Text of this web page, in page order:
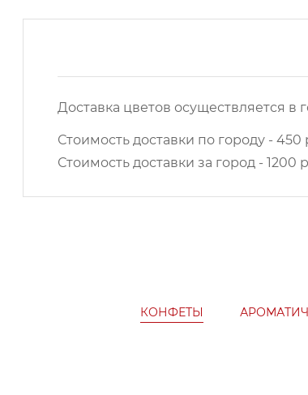
Доставка цветов осуществляется в
Стоимость доставки по городу - 450
Стоимость доставки за город - 1200
КОНФЕТЫ